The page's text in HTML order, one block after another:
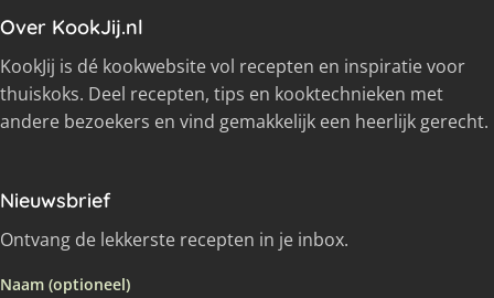
Over KookJij.nl
KookJij is dé kookwebsite vol recepten en inspiratie voor
thuiskoks. Deel recepten, tips en kooktechnieken met
andere bezoekers en vind gemakkelijk een heerlijk gerecht.
Nieuwsbrief
Ontvang de lekkerste recepten in je inbox.
Naam (optioneel)